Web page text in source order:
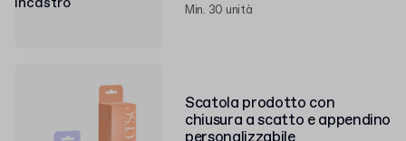
Min. 30 unità
Scatola prodotto con
chiusura a scatto e appendino